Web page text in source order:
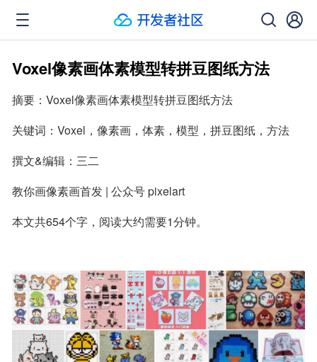
Voxel像素画体素模型转拼豆图纸方法
摘要：Voxel像素画体素模型转拼豆图纸方法
关键词：Voxel，像素画，体素，模型，拼豆图纸，方法
撰文&编辑：三二
教你画像素画首发 | 公众号 pixelart
本文共654个字，阅读大约需要1分钟。